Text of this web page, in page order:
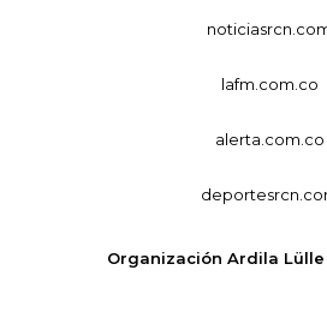
lafm.com.co
alerta.com.co
Organización Ardila